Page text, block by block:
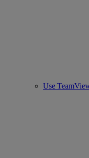
Use